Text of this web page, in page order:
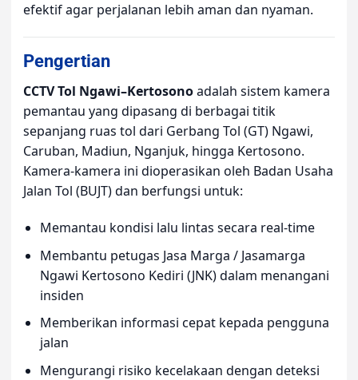
efektif agar perjalanan lebih aman dan nyaman.
Pengertian
CCTV Tol Ngawi–Kertosonoadalah sistem kamera
pemantau yang dipasang di berbagai titik
sepanjang ruas tol dari Gerbang Tol (GT) Ngawi,
Caruban, Madiun, Nganjuk, hingga Kertosono.
Kamera-kamera ini dioperasikan oleh Badan Usaha
Jalan Tol (BUJT) dan berfungsi untuk:
Memantau kondisi lalu lintas secara real-time
Membantu petugas Jasa Marga / Jasamarga
Ngawi Kertosono Kediri (JNK) dalam menangani
insiden
Memberikan informasi cepat kepada pengguna
jalan
Mengurangi risiko kecelakaan dengan deteksi